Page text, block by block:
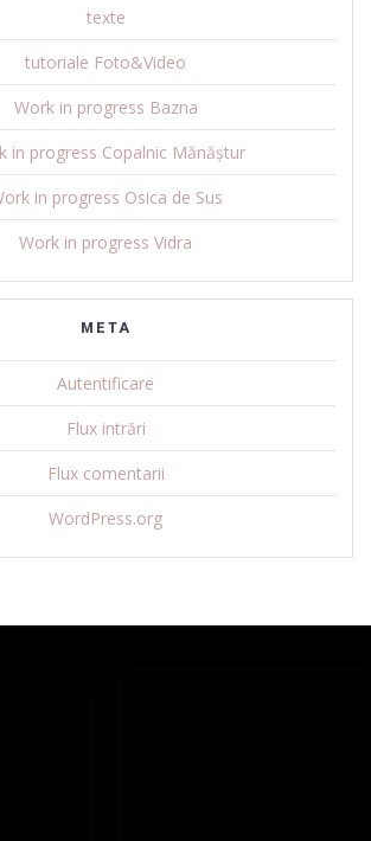
texte
tutoriale Foto&Video
Work in progress Bazna
in progress Copalnic Mănăștur
in progress Osica de Sus
Work in progress Vidra
META
Autentificare
Flux intrări
Flux comentarii
WordPress.org